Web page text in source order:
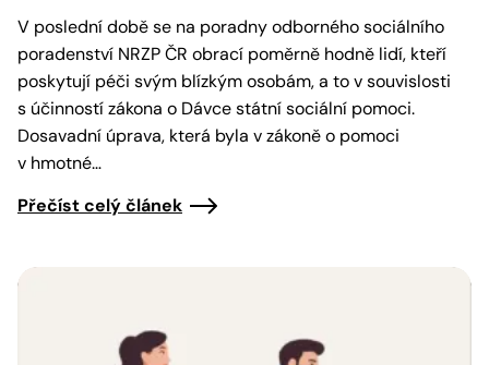
V poslední době se na poradny odborného sociálního
poradenství NRZP ČR obrací poměrně hodně lidí, kteří
poskytují péči svým blízkým osobám, a to v souvislosti
s účinností zákona o Dávce státní sociální pomoci.
Dosavadní úprava, která byla v zákoně o pomoci
v hmotné…
Přečíst celý článek